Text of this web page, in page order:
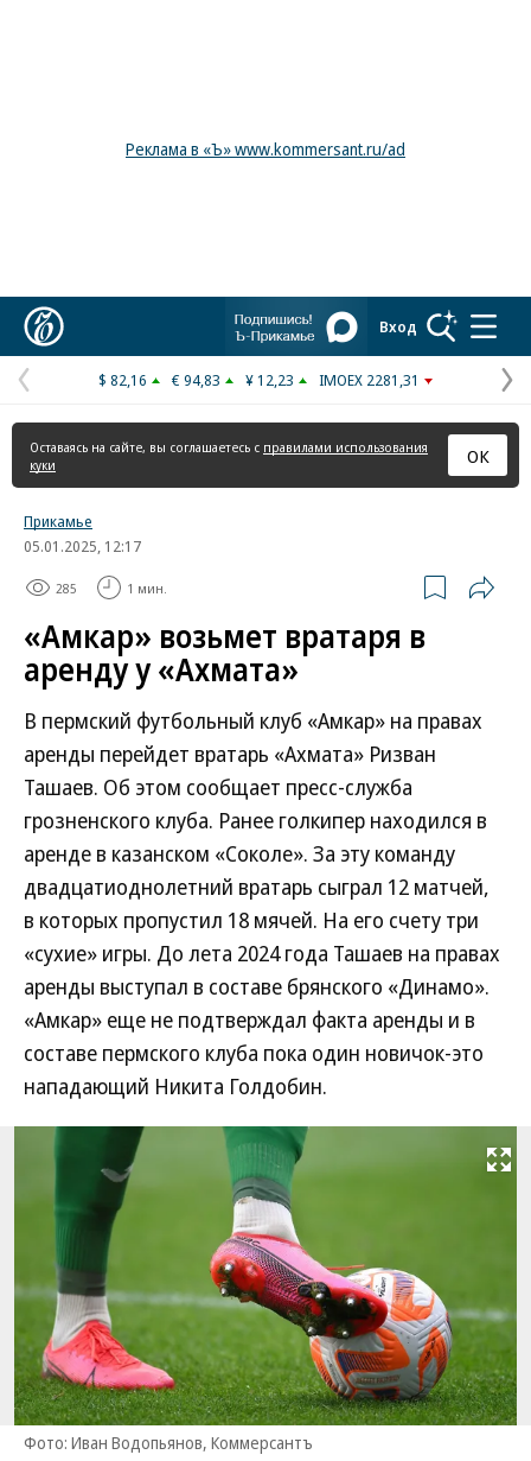
Реклама в «Ъ» www.kommersant.ru/ad
Вход
Предыдущая
страница
$ 82,16 € 94,83 ¥ 12,23 IMOEX 2281,31
Оставаясь на сайте, вы соглашаетесь с правилами использования
куки
ОК
Прикамье
05.01.2025, 12:17
285 1 мин.
«Амкар» возьмет вратаря в
аренду у «Ахмата»
В пермский футбольный клуб «Амкар» на правах
аренды перейдет вратарь «Ахмата» Ризван
Ташаев. Об этом сообщает пресс-служба
грозненского клуба. Ранее голкипер находился в
аренде в казанском «Соколе». За эту команду
двадцатиоднолетний вратарь сыграл 12 матчей,
в которых пропустил 18 мячей. На его счету три
«сухие» игры. До лета 2024 года Ташаев на правах
аренды выступал в составе брянского «Динамо».
«Амкар» еще не подтверждал факта аренды и в
составе пермского клуба пока один новичок-это
нападающий Никита Голдобин.
Развернуть
Фото: Иван Водопьянов, Коммерсантъ